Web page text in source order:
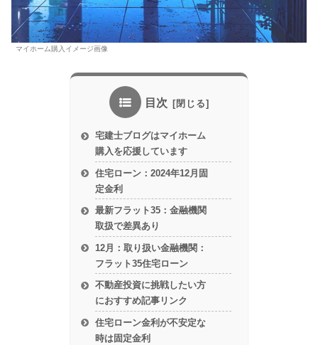
マイホーム購入イメージ画像
目次
宅建士ブログはマイホーム
購入を応援しています
住宅ローン：2024年12月固
定金利
最新フラット35：金融機関
取扱で差異あり
12月：取り扱い金融機関：
フラット35住宅ローン
不動産投資に挑戦したい方
におすすめ記事リンク
住宅ローン金利が不安定な
時は固定金利